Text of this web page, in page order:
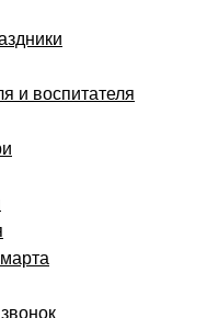
и воспитателя